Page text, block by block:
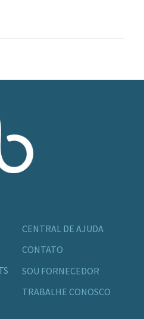
CENTRAL DE AJUDA
CONTATO
SOU FORNECEDOR
TRABALHE CONOSCO